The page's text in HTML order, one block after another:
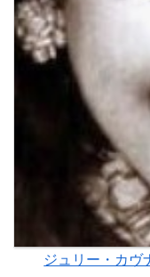
ジュリー・カヴ